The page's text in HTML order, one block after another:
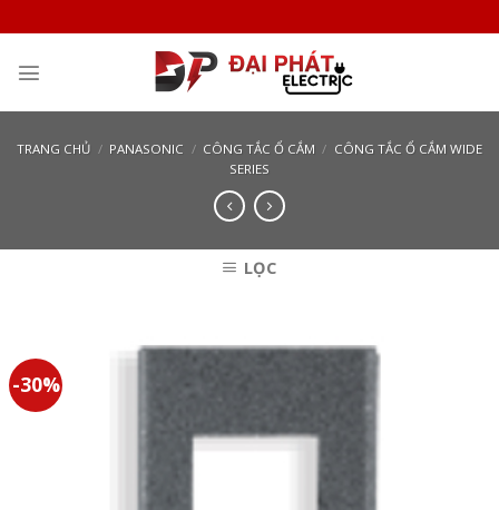
to
content
TRANG CHỦ / PANASONIC / CÔNG TẮC Ổ CẮM / CÔNG TẮC Ổ CẮM WIDE
SERIES
LỌC
-30%